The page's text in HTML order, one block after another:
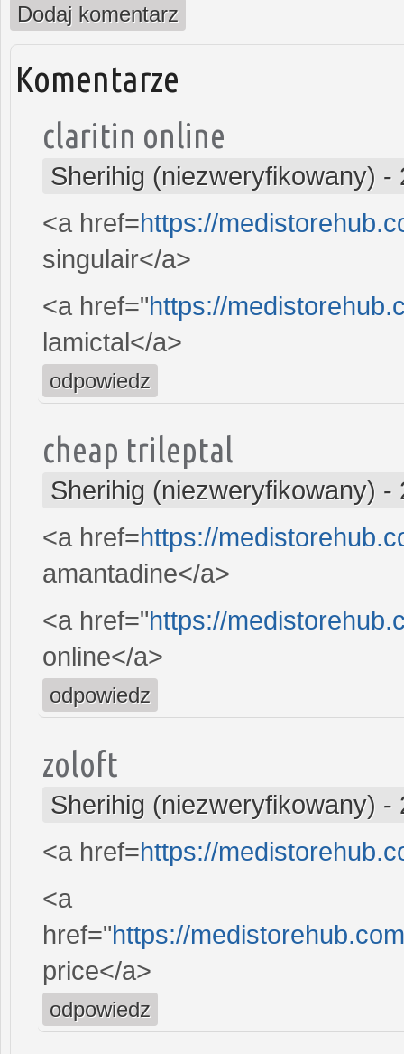
Dodaj komentarz
Komentarze
claritin online
Sherihig (niezweryfikowany) -
<a href=https://
singulair</a>
<a href="https://
lamictal</a>
odpowiedz
cheap trileptal
Sherihig (niezweryfikowany) -
<a href=https://
amantadine</a>
<a href="https://
online</a>
odpowiedz
zoloft
Sherihig (niezweryfikowany) -
<a href=https://
<a
href="https://
price</a>
odpowiedz